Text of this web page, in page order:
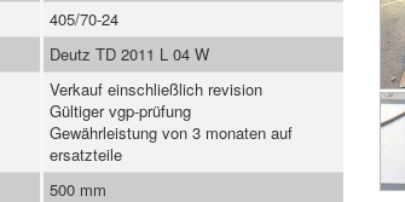
405/70-24
Deutz TD 2011 L 04 W
Verkauf einschließlich revision
Gültiger vgp-prüfung
Gewährleistung von 3 monaten auf
ersatzteile
500 mm